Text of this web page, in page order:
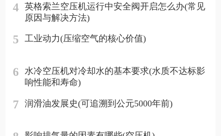
4
英格索兰空压机运行中安全阀开启怎么办(常见
原因与解决方法)
5 工业动力(压缩空气的核心价值)
6
水冷空压机对冷却水的基本要求(水质不达标影
响性能和寿命)
7 润滑油发展史(可追溯到公元5000年前)